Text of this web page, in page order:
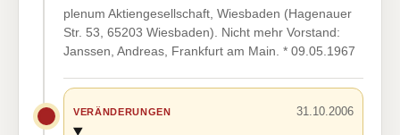
plenum Aktiengesellschaft, Wiesbaden (Hagenauer
Str. 53, 65203 Wiesbaden). Nicht mehr Vorstand:
Janssen, Andreas, Frankfurt am Main. * 09.05.1967
VERÄNDERUNGEN 31.10.2006